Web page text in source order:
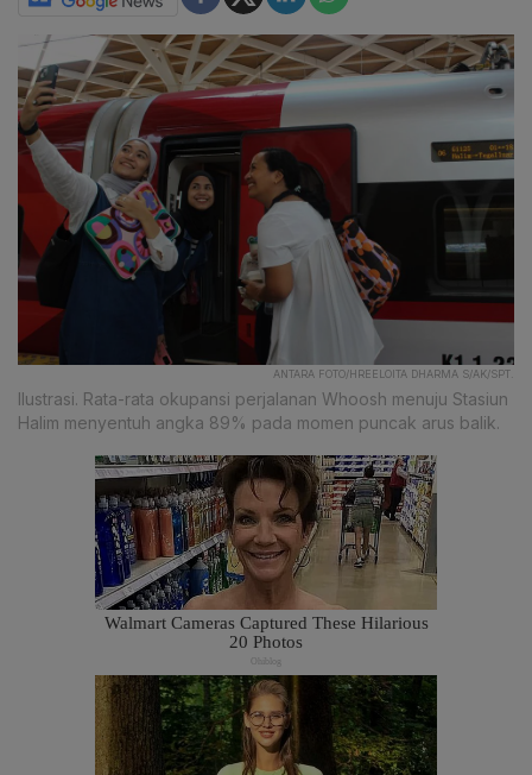
ANTARA FOTO/HREELOITA DHARMA S/AK/SPT.
Ilustrasi. Rata-rata okupansi perjalanan Whoosh menuju Stasiun
Halim menyentuh angka 89% pada momen puncak arus balik.